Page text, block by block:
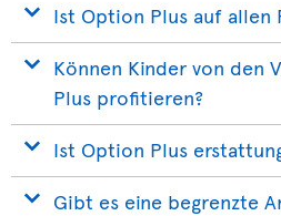
Ist Option Plus auf allen
Können Kinder von den
Plus profitieren?
Ist Option Plus
Gibt es eine begrenzte